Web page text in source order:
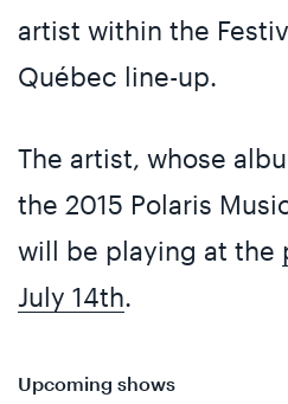
artist within the
Québec line-up.
The artist, whose
the 2015 Polaris
will be playing at the
July 14th.
Upcoming shows